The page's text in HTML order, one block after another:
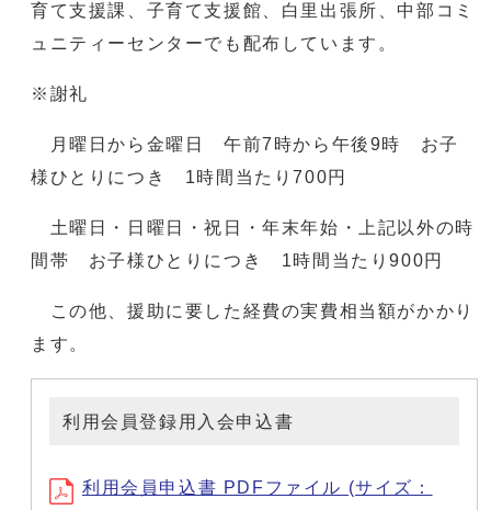
育て支援課、子育て支援館、白里出張所、中部コミ
ュニティーセンターでも配布しています。
※謝礼
月曜日から金曜日 午前7時から午後9時 お子
様ひとりにつき 1時間当たり700円
土曜日・日曜日・祝日・年末年始・上記以外の時
間帯 お子様ひとりにつき 1時間当たり900円
この他、援助に要した経費の実費相当額がかかり
ます。
利用会員登録用入会申込書
利用会員申込書 PDFファイル (サイズ：